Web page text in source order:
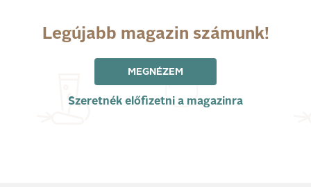
Legújabb magazin számunk!
MEGNÉZEM
Szeretnék előfizetni a magazinra